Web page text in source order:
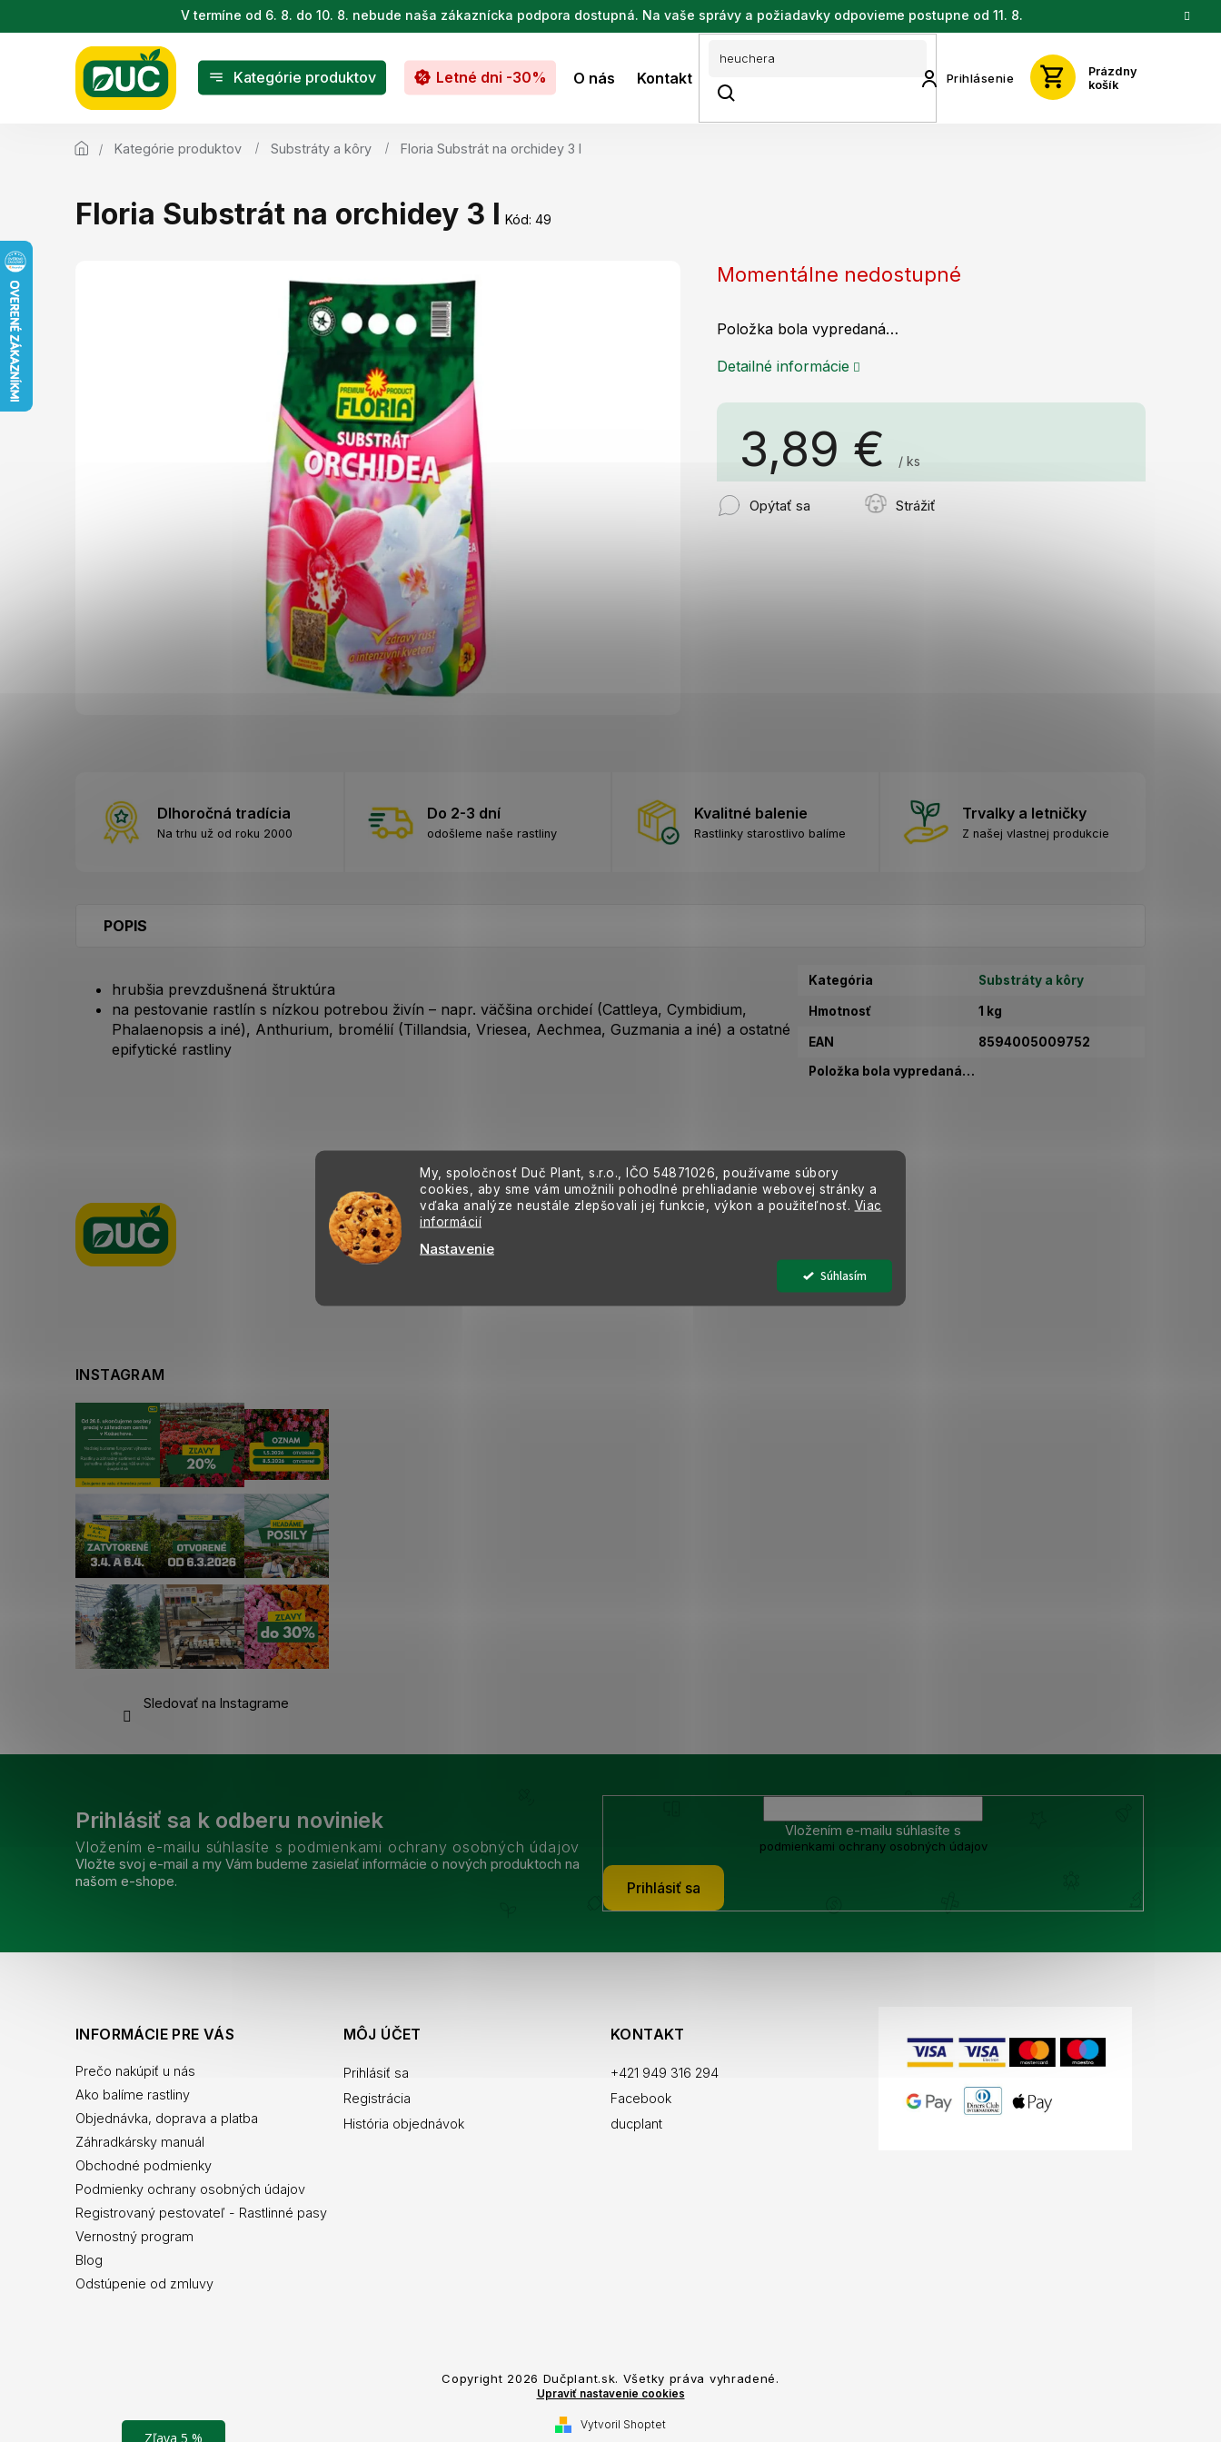
My, spoločnosť Duč Plant, s.r.o., IČO 54871026,
používame súbory
cookies, aby sme vám umožnili pohodlné prehliadanie webovej stránky a
vďaka analýze neustále zlepšovali jej funkcie, výkon a použiteľnosť. Viac
informácií
Nastavenie
Súhlasím
na
V termíne od 6. 8. do 10. 8. nebude naša zákaznícka podpora dostupná. Na vaše správy a požiadavky odpovieme postupne od 11. 8.
Prihlásenie
Prázdny
košík
Kategórie produktov Letné dni -30% O nás Kontakt
Kategórie produktov Substráty a kôry Floria Substrát na orchidey 3 l
Floria Substrát na orchidey 3 l Kód: 49
3,89 € / ks
cena:
Momentálne nedostupné
Položka bola vypredaná…
Detailné informácie
Opýtať sa Strážiť
Dlhoročná tradícia
Na trhu už od roku 2000
Do 2-3 dní
odošleme naše rastliny
Kvalitné balenie
Rastlinky starostlivo balíme
Trvalky a letničky
Z našej vlastnej produkcie
POPIS
hrubšia prevzdušnená štruktúra
na pestovanie rastlín s nízkou potrebou živín – napr. väčšina orchideí (Cattleya, Cymbidium,
Phalaenopsis a iné), Anthurium, bromélií (Tillandsia, Vriesea, Aechmea, Guzmania a iné) a ostatné
epifytické rastliny
Kategória Substráty a kôry
Hmotnosť 1 kg
EAN
8594005009752
Položka bola vypredaná…
INSTAGRAM
Sledovať na Instagrame
Prihlásiť sa k odberu noviniek
Vložením e-mailu súhlasíte s podmienkami ochrany osobných údajov
Vložte svoj e-mail a my Vám budeme zasielať informácie o nových produktoch na
našom e-shope.
Vložením e-mailu súhlasíte s
podmienkami ochrany osobných údajov
Prihlásiť sa
INFORMÁCIE PRE VÁS
Prečo nakúpiť u nás
Ako balíme rastliny
Objednávka, doprava a platba
Záhradkársky manuál
Obchodné podmienky
Podmienky ochrany osobných údajov
Registrovaný pestovateľ - Rastlinné pasy
Vernostný program
Blog
Odstúpenie od zmluvy
MÔJ ÚČET
Prihlásiť sa
Registrácia
História objednávok
KONTAKT
+421 949 316 294
Facebook
ducplant
Vytvoril Shoptet
Copyright 2026 Dučplant.sk. Všetky práva vyhradené.
Upraviť nastavenie cookies
Zľava 5 %